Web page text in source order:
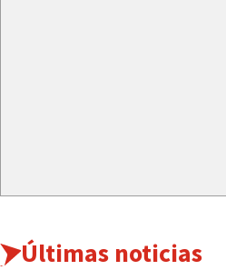
Últimas noticias